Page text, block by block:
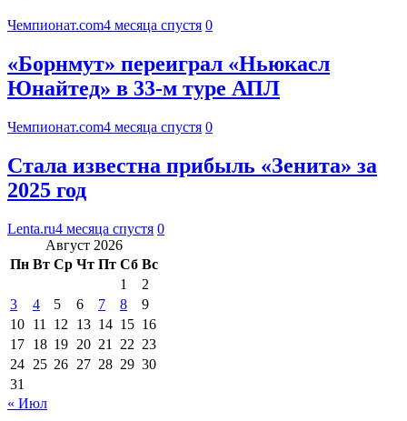
Чемпионат.com4 месяца спустя 0
«Борнмут» переиграл «Ньюкасл
Юнайтед» в 33-м туре АПЛ
Чемпионат.com4 месяца спустя 0
Стала известна прибыль «Зенита» за
2025 год
Lenta.ru4 месяца спустя 0
Август 2026
Пн Вт Ср Чт Пт Сб Вс
1
2
3
4 5 6 7 8
9
10 11 12 13 14 15 16
17 18 19 20 21 22 23
24 25 26 27 28 29 30
31
« Июл